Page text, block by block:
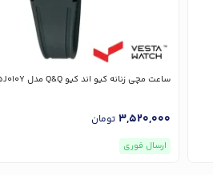
ساعت مچی زنانه کیو اند کیو Q&Q مدل VP35J010Y
3,520,000 تومان
ارسال فوری